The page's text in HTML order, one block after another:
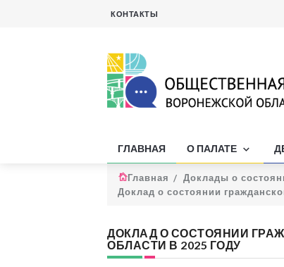
КОНТАКТЫ
ГЛАВНАЯ О ПАЛАТЕ
Главная
Доклады о
Доклад о состоянии
ДОКЛАД О СОСТОЯНИИ
ОБЛАСТИ В 2025 ГОДУ